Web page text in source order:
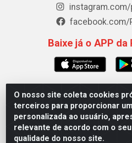
O nosso site coleta cookies
terceiros para proporcionar
personalizada ao usuário,
relevante de acordo com o
qualidade do nosso site.
facebook.com/
Baixe já o APP da
Polybalas - Rua João Miguel de
Ernesto Geisel, João Pessoa/PB -
00.909.327/